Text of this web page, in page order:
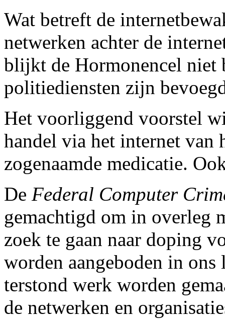
Wat betreft de
netwerken achter de
blijkt de Hormonencel niet
politiediensten zijn
Het voorliggend voorstel
handel via het internet van
zogenaamde medicatie.
De Federal Computer
gemachtigd om in overleg
zoek te gaan naar doping
worden aangeboden in
terstond werk worden
de netwerken en